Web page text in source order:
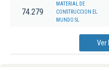
74.279
MATERIAL DE
CONSTRUCCION EL
MUNDO SL
Ver